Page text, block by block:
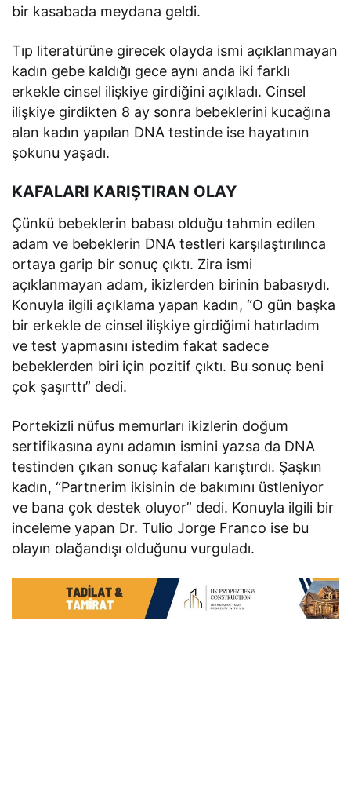
bir kasabada meydana geldi.
Tıp literatürüne girecek olayda ismi açıklanmayan
kadın gebe kaldığı gece aynı anda iki farklı
erkekle cinsel ilişkiye girdiğini açıkladı. Cinsel
ilişkiye girdikten 8 ay sonra bebeklerini kucağına
alan kadın yapılan DNA testinde ise hayatının
şokunu yaşadı.
KAFALARI KARIŞTIRAN OLAY
Çünkü bebeklerin babası olduğu tahmin edilen
adam ve bebeklerin DNA testleri karşılaştırılınca
ortaya garip bir sonuç çıktı. Zira ismi
açıklanmayan adam, ikizlerden birinin babasıydı.
Konuyla ilgili açıklama yapan kadın, “O gün başka
bir erkekle de cinsel ilişkiye girdiğimi hatırladım
ve test yapmasını istedim fakat sadece
bebeklerden biri için pozitif çıktı. Bu sonuç beni
çok şaşırttı” dedi.
Portekizli nüfus memurları ikizlerin doğum
sertifikasına aynı adamın ismini yazsa da DNA
testinden çıkan sonuç kafaları karıştırdı. Şaşkın
kadın, “Partnerim ikisinin de bakımını üstleniyor
ve bana çok destek oluyor” dedi. Konuyla ilgili bir
inceleme yapan Dr. Tulio Jorge Franco ise bu
olayın olağandışı olduğunu vurguladı.